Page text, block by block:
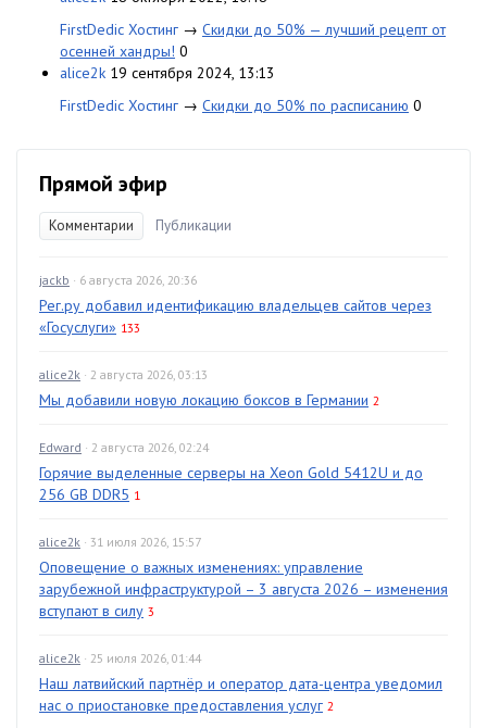
FirstDedic Хостинг → Скидки до 50% — лучший рецепт от
осенней хандры! 0
alice2k 19 сентября 2024, 13:13
FirstDedic Хостинг → Скидки до 50% по расписанию 0
Прямой эфир
Комментарии Публикации
jackb · 6 августа 2026, 20:36
Рег.ру добавил идентификацию владельцев сайтов через
«Госуслуги» 133
alice2k · 2 августа 2026, 03:13
Мы добавили новую локацию боксов в Германии 2
Edward · 2 августа 2026, 02:24
Горячие выделенные серверы на Xeon Gold 5412U и до
256 GB DDR5 1
alice2k · 31 июля 2026, 15:57
Оповещение о важных изменениях: управление
зарубежной инфраструктурой – 3 августа 2026 – изменения
вступают в силу 3
alice2k · 25 июля 2026, 01:44
Наш латвийский партнёр и оператор дата-центра уведомил
нас о приостановке предоставления услуг 2